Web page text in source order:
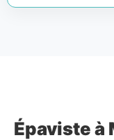
Épaviste